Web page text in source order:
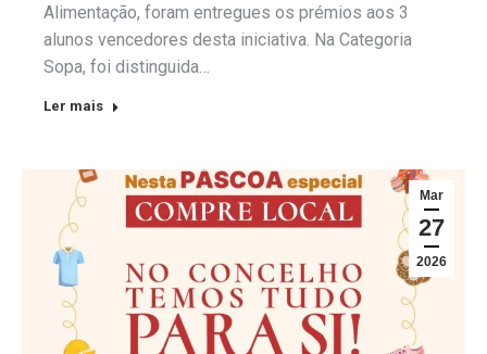
Alimentação, foram entregues os prémios aos 3
alunos vencedores desta iniciativa. Na Categoria
Sopa, foi distinguida…
Ler mais
Mar
27
2026